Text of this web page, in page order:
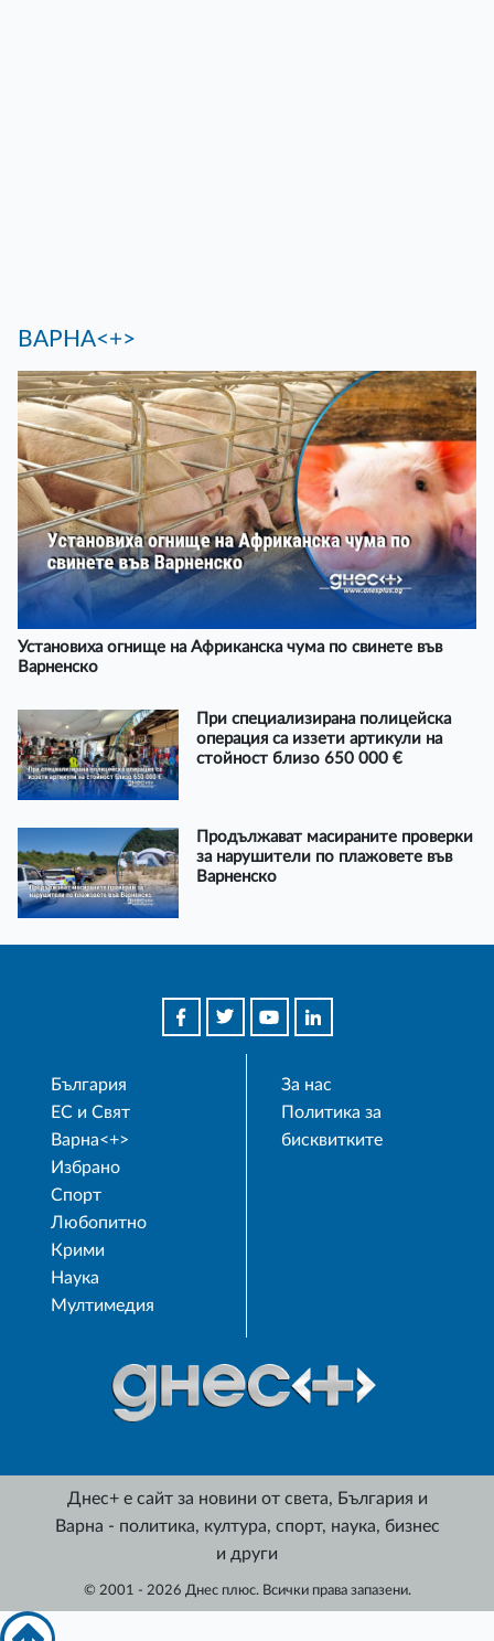
ВАРНА<+>
Установиха огнище на Африканска чума по свинете във
Варненско
При специализирана полицейска
операция са иззети артикули на
стойност близо 650 000 €
Продължават масираните проверки
за нарушители по плажовете във
Варненско
България
ЕС и Свят
Варна<+>
Избрано
Спорт
Любопитно
Крими
Наука
Мултимедия
За нас
Политика за
бисквитките
Днес+ е сайт за новини от света, България и
Варна - политика, култура, спорт, наука, бизнес
и други
© 2001 - 2026 Днес плюс. Всички права запазени.